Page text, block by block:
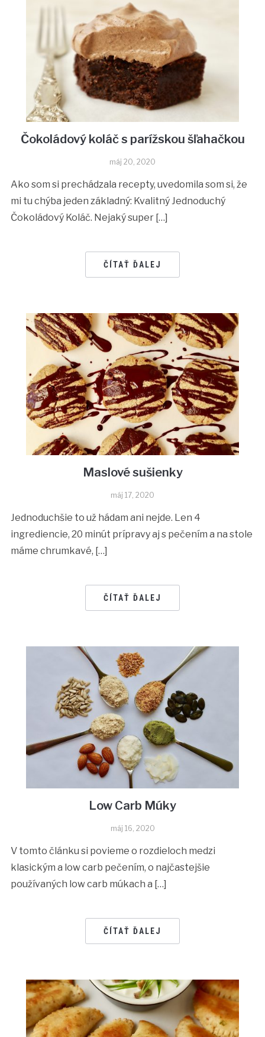
Čokoládový koláč s parížskou šľahačkou
máj 20, 2020
Ako som si prechádzala recepty, uvedomila som si, že
mi tu chýba jeden základný: Kvalitný Jednoduchý
Čokoládový Koláč. Nejaký super […]
ČÍTAŤ ĎALEJ
Maslové sušienky
máj 17, 2020
Jednoduchšie to už hádam ani nejde. Len 4
ingrediencie, 20 minút prípravy aj s pečením a na stole
máme chrumkavé, […]
ČÍTAŤ ĎALEJ
Low Carb Múky
máj 16, 2020
V tomto článku si povieme o rozdieloch medzi
klasickým a low carb pečením, o najčastejšie
používaných low carb múkach a […]
ČÍTAŤ ĎALEJ